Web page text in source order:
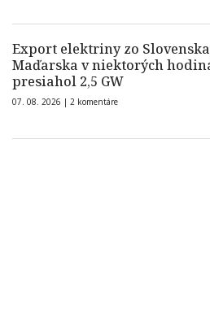
Export elektriny zo
Maďarska v niektorých
presiahol 2,5 GW
07. 08. 2026 | 2 komentáre